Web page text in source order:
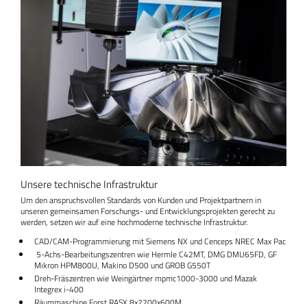
Unsere technische Infrastruktur
Um den anspruchsvollen Standards von Kunden und Projektpartnern in
unseren gemeinsamen Forschungs- und Entwicklungsprojekten gerecht zu
werden, setzen wir auf eine hochmoderne technische Infrastruktur.
CAD/CAM-Programmierung mit Siemens NX und Cenceps NREC Max Pac
5-Achs-Bearbeitungszentren wie Hermle C42MT, DMG DMU65FD, GF
Mikron HPM800U, Makino D500 und GROB G550T
Dreh-Fräszentren wie Weingärtner mpmc1000-3000 und Mazak
Integrex i-400